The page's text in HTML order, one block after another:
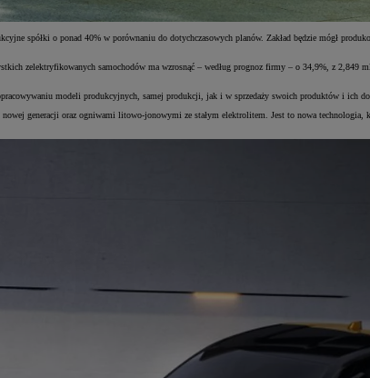
spółki o ponad 40% w porównaniu do dotychczasowych planów. Zakład będzie mógł
zelektryfikowanych samochodów ma wzrosnąć – według prognoz firmy – o 34,9%, z
modeli produkcyjnych, samej produkcji, jak i w sprzedaży swoich produktów i ich
generacji oraz ogniwami litowo-jonowymi ze stałym elektrolitem. Jest to nowa technologia,